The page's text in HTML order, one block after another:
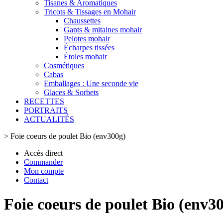
Tisanes & Aromatiques
Tricots & Tissages en Mohair
Chaussettes
Gants & mitaines mohair
Pelotes mohair
Écharpes tissées
Étoles mohair
Cosmétiques
Cabas
Emballages : Une seconde vie
Glaces & Sorbets
RECETTES
PORTRAITS
ACTUALITÉS
> Foie coeurs de poulet Bio (env300g)
Accès direct
Commander
Mon compte
Contact
Foie coeurs de poulet Bio